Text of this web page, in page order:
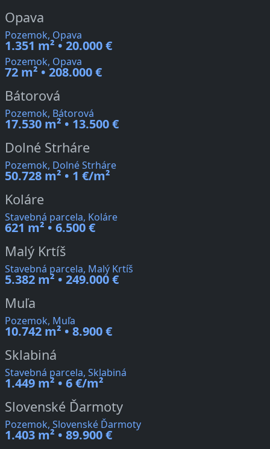
Opava
Pozemok, Opava
1.351 m² • 20.000 €
Pozemok, Opava
72 m² • 208.000 €
Bátorová
Pozemok, Bátorová
17.530 m² • 13.500 €
Dolné Strháre
Pozemok, Dolné Strháre
50.728 m² • 1 €/m²
Koláre
Stavebná parcela, Koláre
621 m² • 6.500 €
Malý Krtíš
Stavebná parcela, Malý Krtíš
5.382 m² • 249.000 €
Muľa
Pozemok, Muľa
10.742 m² • 8.900 €
Sklabiná
Stavebná parcela, Sklabiná
1.449 m² • 6 €/m²
Slovenské Ďarmoty
Pozemok, Slovenské Ďarmoty
1.403 m² • 89.900 €